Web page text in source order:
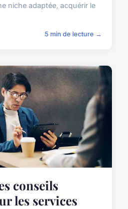
niche adaptée, acquérir le
5 min de lecture →
conseils
les services